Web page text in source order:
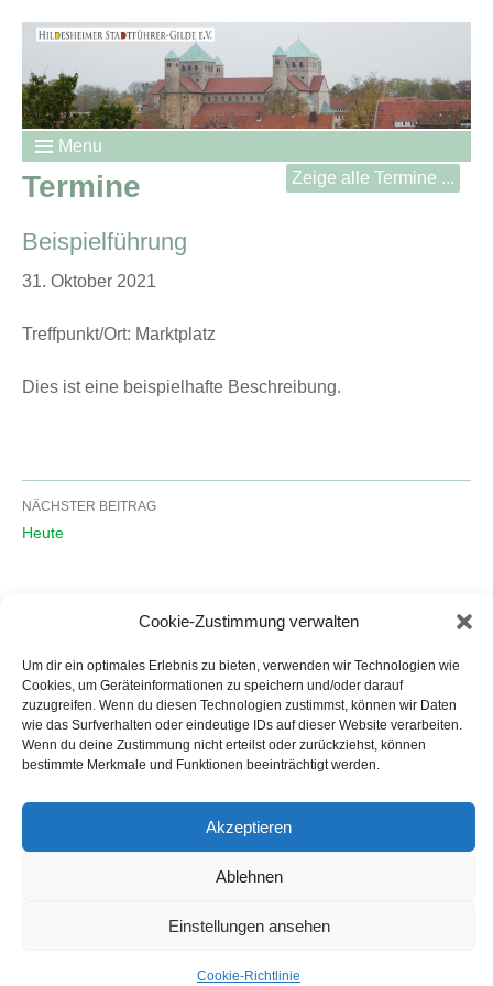
Cookie-Zustimmung verwalten
Um dir ein optimales Erlebnis zu bieten, verwenden wir Technologien wie
Cookies, um Geräteinformationen zu speichern und/oder darauf
zuzugreifen. Wenn du diesen Technologien zustimmst, können wir Daten
wie das Surfverhalten oder eindeutige IDs auf dieser Website verarbeiten.
Wenn du deine Zustimmung nicht erteilst oder zurückziehst, können
bestimmte Merkmale und Funktionen beeinträchtigt werden.
Akzeptieren
Ablehnen
Einstellungen ansehen
Cookie-Richtlinie
Menu
Termine Zeige alle Termine ...
Beispielführung
31. Oktober 2021
Treffpunkt/Ort: Marktplatz
Dies ist eine beispielhafte Beschreibung.
Beitragsnavigation
NÄCHSTER BEITRAG
Heute
Mitglied im BVGD - Bundesverband der Gästeführer in Deutschland e. V. -
www.bvgd.org